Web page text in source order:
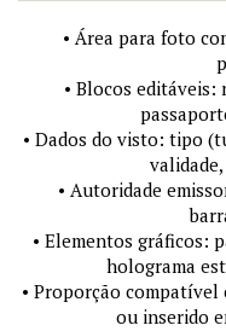
• Área para foto
• Blocos editáveis:
• Dados do visto: tipo
• Autoridade
• Elementos gráficos:
holograma
• Proporção compatível
ou inserido